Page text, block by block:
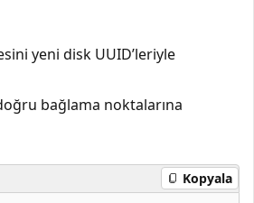
yeni disk UUID’leriyle
bağlama noktalarına
Kopyala